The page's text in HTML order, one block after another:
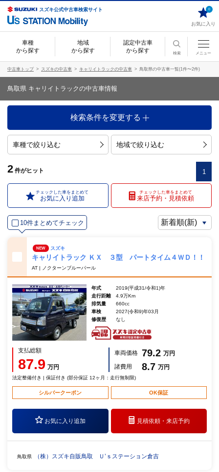
スズキ公式中古車検索サイト
お気に入り
0
車種
から探す
地域
から探す
認定中古車
から探す
検索 メニュー
中古車トップ スズキの中古車 キャリイトラックの中古車 鳥取県の中古車一覧(1件〜2件)
鳥取県 キャリイトラックの中古車情報
検索条件を変更する
車種で絞り込む 地域で絞り込む
2 件がヒット 1
チェックした車をまとめて
お気に入り追加
チェックした車をまとめて
来店予約・見積依頼
10件まとめてチェック
NEW スズキ
キャリイトラック ＫＸ ３型 パートタイム４ＷＤ！！
AT | ノクターンブルーパール
年式
2019(平成31/令和1)年
走行距離
4.9万Km
排気量
660cc
車検
2027(令和9)年03月
修復歴
なし
支払総額
87.9 万円
車両価格 79.2 万円
諸費用
8.7 万円
法定整備付き | 保証付き (部分保証 12ヶ月：走行無制限)
シルバークーポン OK保証
お気に入り追加 見積依頼・来店予約
鳥取県 （株）スズキ自販鳥取 Ｕ’ｓステーション倉吉